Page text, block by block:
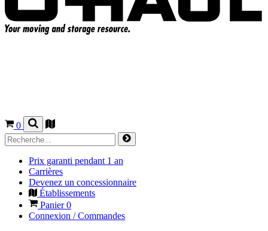
0
Prix garanti pendant 1 an
Carrières
Devenez un concessionnaire
Établissements
Panier0
Connexion / Commandes